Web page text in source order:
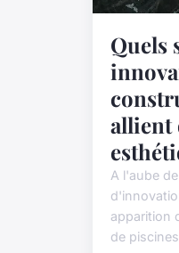
Quels
allient
A l'aube
apparition
de